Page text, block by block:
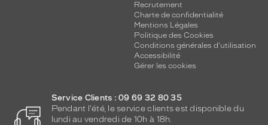
Recrutement
Charte de confidentialité
Mentions Légales
Politique des Cookies
Conditions générales d'utilisation
Accessibilité
Gérer les cookies
Service Clients : 09 69 32 80 35
Pendant l'été, le service clients est disponible du
lundi au vendredi de 10h à 18h.